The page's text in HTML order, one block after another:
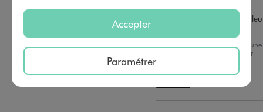
Taille bien, moderne et
Avis du11/05/2026 , suite à une
28/04/2026
par
Accepter
Paramétrer